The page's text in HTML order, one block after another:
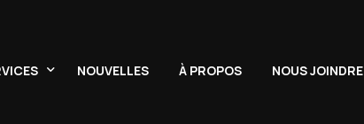
NOUVELLES À PROPOS NOUS JOINDRE